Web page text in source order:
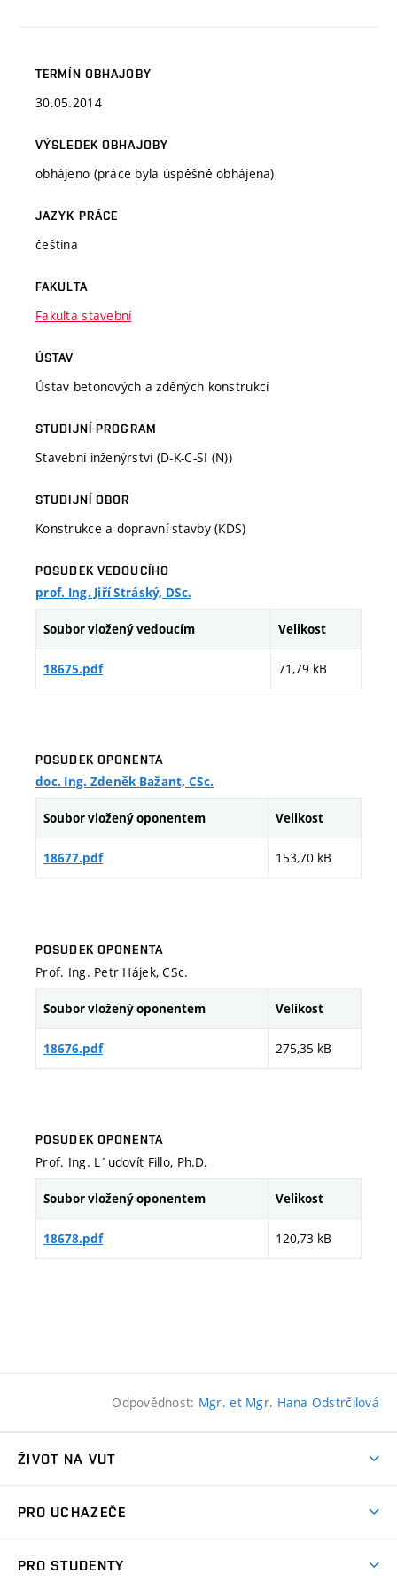
TERMÍN OBHAJOBY
30.05.2014
VÝSLEDEK OBHAJOBY
obhájeno (práce byla úspěšně obhájena)
JAZYK PRÁCE
čeština
FAKULTA
Fakulta stavební
ÚSTAV
Ústav betonových a zděných konstrukcí
STUDIJNÍ PROGRAM
Stavební inženýrství (D-K-C-SI (N))
STUDIJNÍ OBOR
Konstrukce a dopravní stavby (KDS)
POSUDEK VEDOUCÍHO
prof. Ing. Jiří Stráský, DSc.
Soubor vložený vedoucím Velikost
18675.pdf 71,79 kB
POSUDEK OPONENTA
doc. Ing. Zdeněk Bažant, CSc.
Soubor vložený oponentem Velikost
18677.pdf 153,70 kB
POSUDEK OPONENTA
Prof. Ing. Petr Hájek, CSc.
Soubor vložený oponentem Velikost
18676.pdf 275,35 kB
POSUDEK OPONENTA
Prof. Ing. L´udovít Fillo, Ph.D.
Soubor vložený oponentem Velikost
18678.pdf 120,73 kB
Odpovědnost: Mgr. et Mgr. Hana Odstrčilová
ŽIVOT NA VUT
Koleje
PRO UCHAZEČE
PRO STUDENTY